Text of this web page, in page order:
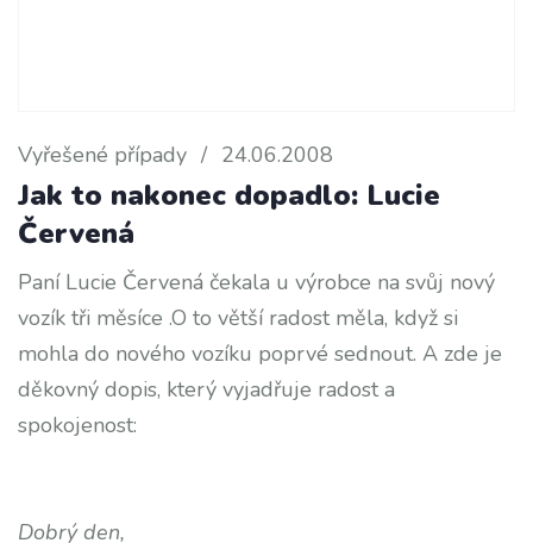
Vyřešené případy / 24.06.2008
Jak to nakonec dopadlo: Lucie
Červená
Paní Lucie Červená čekala u výrobce na svůj nový
vozík tři měsíce .O to větší radost měla, když si
mohla do nového vozíku poprvé sednout. A zde je
děkovný dopis, který vyjadřuje radost a
spokojenost:
Dobrý den,